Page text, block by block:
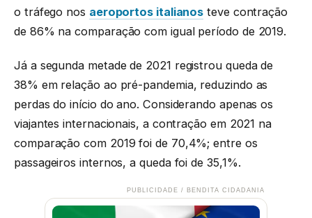
o tráfego nos aeroportos italianos teve contração
de 86% na comparação com igual período de 2019.
Já a segunda metade de 2021 registrou queda de
38% em relação ao pré-pandemia, reduzindo as
perdas do início do ano. Considerando apenas os
viajantes internacionais, a contração em 2021 na
comparação com 2019 foi de 70,4%; entre os
passageiros internos, a queda foi de 35,1%.
PUBLICIDADE / BENDITA CIDADANIA